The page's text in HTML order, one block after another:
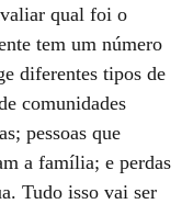
qual foi o
tem um número
diferentes tipos de
comunidades
pessoas que
a família; e perdas
Tudo isso vai ser